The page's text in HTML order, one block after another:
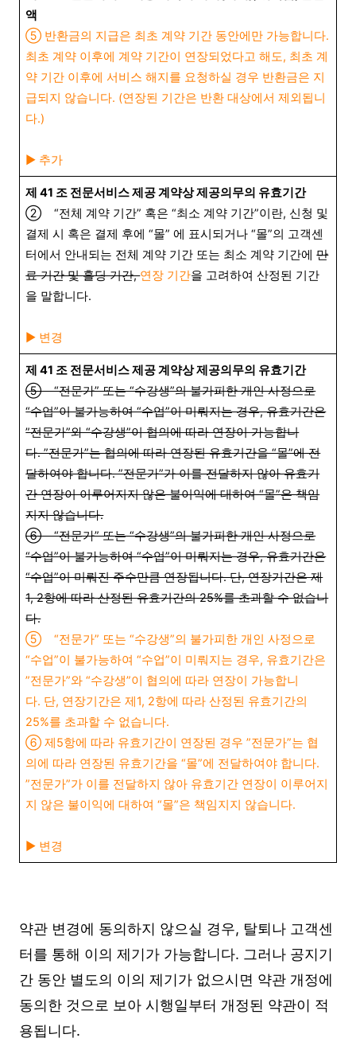
액
⑤ 반환금의 지급은 최초 계약 기간 동안에만 가능합니다.
최초 계약 이후에 계약 기간이 연장되었다고 해도, 최초 계
약 기간 이후에 서비스 해지를 요청하실 경우 반환금은 지
급되지 않습니다. (연장된 기간은 반환 대상에서 제외됩니
다.)
▶︎ 추가
제 41 조 전문서비스 제공 계약상 제공의무의 유효기간
② “전체 계약 기간” 혹은 “최소 계약 기간”이란, 신청 및
결제 시 혹은 결제 후에 “몰” 에 표시되거나 “몰”의 고객센
터에서 안내되는 전체 계약 기간 또는 최소 계약 기간에만
료 기간 및 홀딩 기간,연장 기간을 고려하여 산정된 기간
을 말합니다.
▶︎ 변경
제 41 조 전문서비스 제공 계약상 제공의무의 유효기간
⑤ “전문가” 또는 “수강생”의 불가피한 개인 사정으로
“수업”이 불가능하여 “수업”이 미뤄지는 경우, 유효기간은
”전문가”와 “수강생”이 협의에 따라 연장이 가능합니
다. ”전문가”는 협의에 따라 연장된 유효기간을 “몰”에 전
달하여야 합니다. ”전문가”가 이를 전달하지 않아 유효기
간 연장이 이루어지지 않은 불이익에 대하여 “몰”은 책임
지지 않습니다.
⑥ “전문가” 또는 “수강생”의 불가피한 개인 사정으로
“수업”이 불가능하여 “수업”이 미뤄지는 경우, 유효기간은
“수업”이 미뤄진 주수만큼 연장됩니다. 단, 연장기간은 제
1, 2항에 따라 산정된 유효기간의 25%를 초과할 수 없습니
다.
⑤ “전문가” 또는 “수강생”의 불가피한 개인 사정으로
“수업”이 불가능하여 “수업”이 미뤄지는 경우, 유효기간은
”전문가”와 “수강생”이 협의에 따라 연장이 가능합니
다. 단, 연장기간은 제1, 2항에 따라 산정된 유효기간의
25%를 초과할 수 없습니다.
⑥ 제5항에 따라 유효기간이 연장된 경우 ”전문가”는 협
의에 따라 연장된 유효기간을 “몰”에 전달하여야 합니다.
”전문가”가 이를 전달하지 않아 유효기간 연장이 이루어지
지 않은 불이익에 대하여 “몰”은 책임지지 않습니다.
▶︎ 변경
약관 변경에 동의하지 않으실 경우, 탈퇴나 고객센
터를 통해 이의 제기가 가능합니다. 그러나 공지기
간 동안 별도의 이의 제기가 없으시면 약관 개정에
동의한 것으로 보아 시행일부터 개정된 약관이 적
용됩니다.